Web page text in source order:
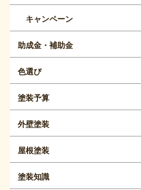
キャンペーン
助成金・補助金
色選び
塗装予算
外壁塗装
屋根塗装
塗装知識